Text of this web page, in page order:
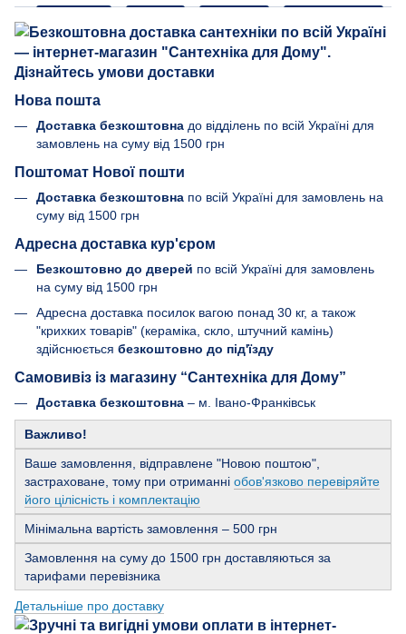
Нова пошта
Доставка безкоштовна до відділень по всій Україні для
замовлень на суму від 1500 грн
Поштомат Нової пошти
Доставка безкоштовна по всій Україні для замовлень на
суму від 1500 грн
Адресна доставка кур'єром
Безкоштовно до дверей по всій Україні для замовлень
на суму від 1500 грн
Адресна доставка посилок вагою понад 30 кг, а також
"крихких товарів" (кераміка, скло, штучний камінь)
здійснюється безкоштовно до під'їзду
Самовивіз із магазину “Сантехніка для Дому”
Доставка безкоштовна – м. Івано-Франківськ
Важливо!
Ваше замовлення, відправлене "Новою поштою",
застраховане, тому при отриманні обов'язково перевіряйте
його цілісність і комплектацію
Мінімальна вартість замовлення – 500 грн
Замовлення на суму до 1500 грн доставляються за
тарифами перевізника
Детальніше про доставку